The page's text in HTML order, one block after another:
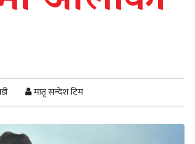
मातृ सन्देश टिम